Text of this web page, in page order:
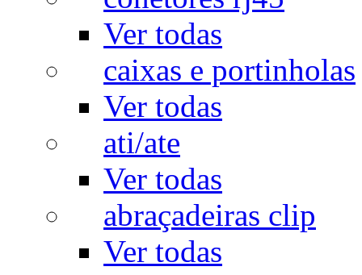
Ver todas
caixas e portinholas
Ver todas
ati/ate
Ver todas
abraçadeiras clip
Ver todas